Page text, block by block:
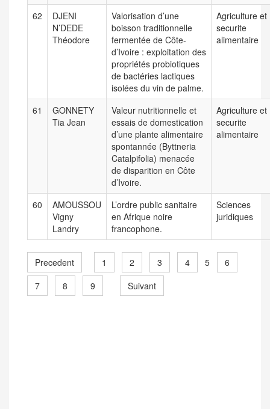
62
DJENI
N’DEDE
Théodore
Valorisation d’une
boisson traditionnelle
fermentée de Côte-
d’Ivoire : exploitation des
propriétés probiotiques
de bactéries lactiques
isolées du vin de palme.
Agriculture et
securite
alimentaire
61
GONNETY
Tia Jean
Valeur nutritionnelle et
essais de domestication
d’une plante alimentaire
spontannée (Byttneria
Catalpifolia) menacée
de disparition en Côte
d’Ivoire.
Agriculture et
securite
alimentaire
60
AMOUSSOU
Vigny
Landry
L’ordre public sanitaire
en Afrique noire
francophone.
Sciences
juridiques
Precedent 1 2 3 4 5
6
7
8 9 Suivant